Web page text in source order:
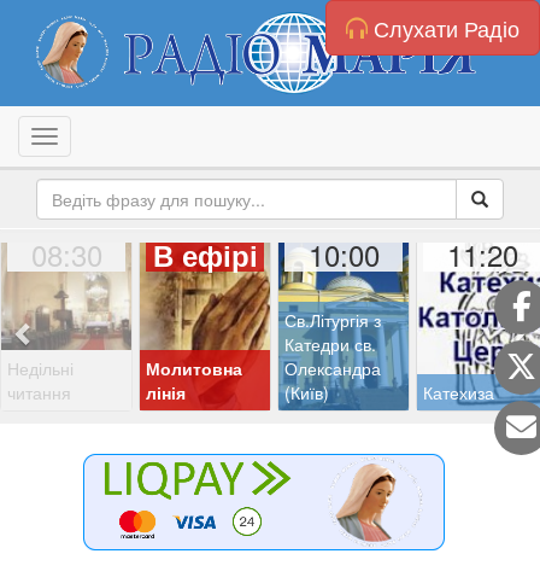
Слухати Радіо
Toggle navigation
08:30
Недільні
читання
В ефірі
Молитовна
лінія
10:00
Св.Літургія з
Катедри св.
Олександра
(Київ)
11:20
Катехиза